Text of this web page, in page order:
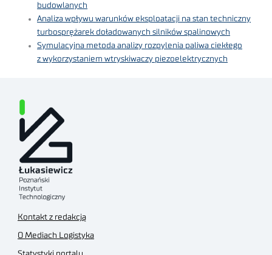
budowlanych
Analiza wpływu warunków eksploatacji na stan techniczny
turbosprężarek doładowanych silników spalinowych
Symulacyjna metoda analizy rozpylenia paliwa ciekłego
z wykorzystaniem wtryskiwaczy piezoelektrycznych
Kontakt z redakcją
O Mediach Logistyka